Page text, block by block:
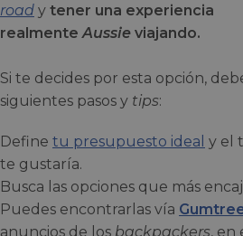
road y tener una experiencia
realmente Aussie viajando.
Si te decides por esta opción,
siguientes pasos y tips:
Define tu presupuesto ideal y el
te gustaría.
Busca las opciones que más
Puedes encontrarlas vía
anuncios de los backpackers, en